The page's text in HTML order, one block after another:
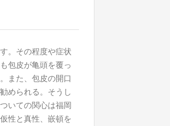
。 その程度や症状
包皮が亀頭を覆っ
また、包皮の開口
められる。そうし
いての関心は福岡
性と真性、嵌頓を